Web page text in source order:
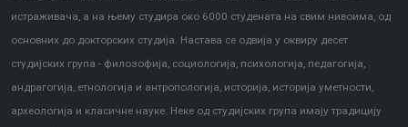
истраживача, а на њему студира око 6000 студената на свим нивоима, од
основних до докторских студија. Настава се одвија у оквиру десет
студијских група - филозофија, социологија, психологија, педагогија,
андрагогија, етнологија и антропологија, историја, историја уметности,
археологија и класичне науке. Неке од студијских група имају традицију